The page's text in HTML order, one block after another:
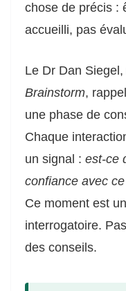
chose de précis :
accueilli, pas
Le Dr Dan
Brainstorm,
une phase de
Chaque
un signal : est-ce
confiance avec
Ce moment est
interrogatoire.
des conseils.